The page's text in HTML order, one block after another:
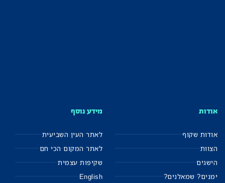
אודות
אודות שקוף
הצוות
הישגים
ימנים? שמאלנים?
מידע נוסף
לאתר העין השביעית
לאתר המקום הכי חם
שקיפות עצמית
English